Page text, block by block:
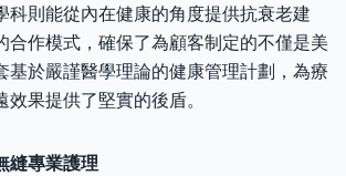
科則能從內在健康的角度提供抗衰老建
合作模式，確保了為顧客制定的不僅是美
基於嚴謹醫學理論的健康管理計劃，為療
果提供了堅實的後盾。
縫專業護理